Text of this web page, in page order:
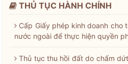
THỦ TỤC HÀNH CHÍNH
Cấp Giấy phép kinh doanh
nước ngoài để thực hiện quyền
Thủ tục thu hồi đất do chấm